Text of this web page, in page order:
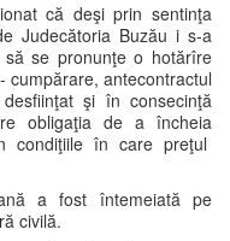
că deşi prin sentinţa
Judecătoria Buzău i s-a
se pronunţe o hotărîre
cumpărare, antecontractul
şi în consecinţă
obligaţia de a încheia
condiţiile în care preţul
a fost întemeiată pe
civilă.